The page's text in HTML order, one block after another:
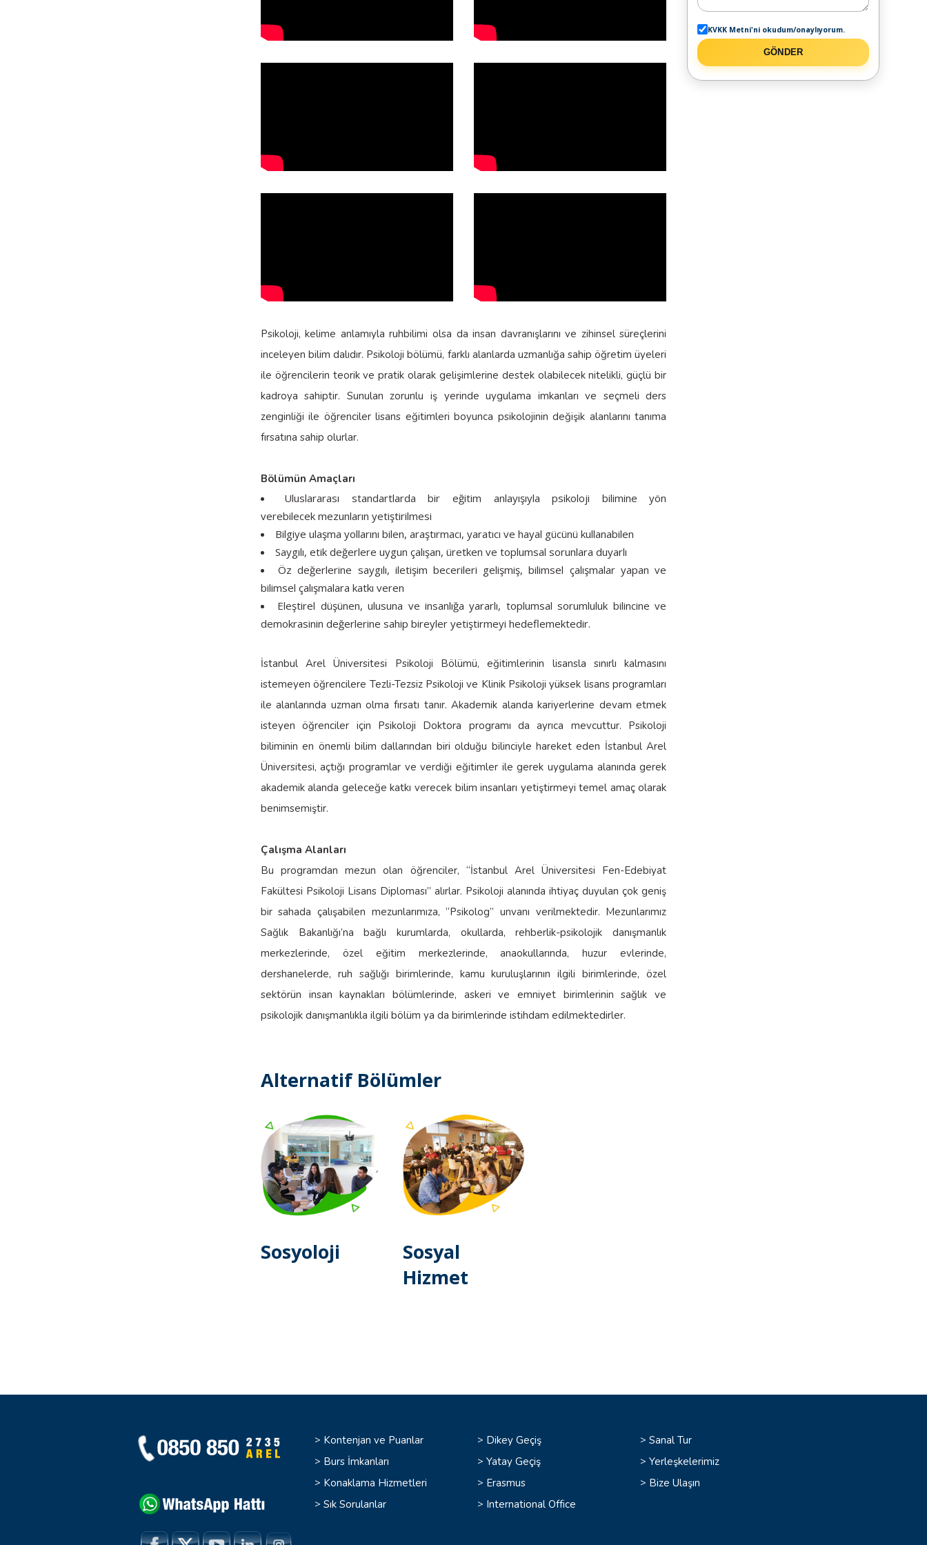
Psikoloji, kelime anlamıyla ruhbilimi olsa da insan davranışlarını ve zihinsel süreçlerini
inceleyen bilim dalıdır. Psikoloji bölümü, farklı alanlarda uzmanlığa sahip öğretim üyeleri
ile öğrencilerin teorik ve pratik olarak gelişimlerine destek olabilecek nitelikli, güçlü bir
kadroya sahiptir. Sunulan zorunlu iş yerinde uygulama imkanları ve seçmeli ders
zenginliği ile öğrenciler lisans eğitimleri boyunca psikolojinin değişik alanlarını tanıma
fırsatına sahip olurlar.
Bölümün Amaçları
Uluslararası standartlarda bir eğitim anlayışıyla psikoloji bilimine yön
verebilecek mezunların yetiştirilmesi
Bilgiye ulaşma yollarını bilen, araştırmacı, yaratıcı ve hayal gücünü kullanabilen
Saygılı, etik değerlere uygun çalışan, üretken ve toplumsal sorunlara duyarlı
Öz değerlerine saygılı, iletişim becerileri gelişmiş, bilimsel çalışmalar yapan ve
bilimsel çalışmalara katkı veren
Eleştirel düşünen, ulusuna ve insanlığa yararlı, toplumsal sorumluluk bilincine ve
demokrasinin değerlerine sahip bireyler yetiştirmeyi hedeflemektedir.
İstanbul Arel Üniversitesi Psikoloji Bölümü, eğitimlerinin lisansla sınırlı kalmasını
istemeyen öğrencilere Tezli-Tezsiz Psikoloji ve Klinik Psikoloji yüksek lisans programları
ile alanlarında uzman olma fırsatı tanır. Akademik alanda kariyerlerine devam etmek
isteyen öğrenciler için Psikoloji Doktora programı da ayrıca mevcuttur. Psikoloji
biliminin en önemli bilim dallarından biri olduğu bilinciyle hareket eden İstanbul Arel
Üniversitesi, açtığı programlar ve verdiği eğitimler ile gerek uygulama alanında gerek
akademik alanda geleceğe katkı verecek bilim insanları yetiştirmeyi temel amaç olarak
benimsemiştir.
Çalışma Alanları
Bu programdan mezun olan öğrenciler, “İstanbul Arel Üniversitesi Fen-Edebiyat
Fakültesi Psikoloji Lisans Diploması” alırlar. Psikoloji alanında ihtiyaç duyulan çok geniş
bir sahada çalışabilen mezunlarımıza, “Psikolog” unvanı verilmektedir. Mezunlarımız
Sağlık Bakanlığı’na bağlı kurumlarda, okullarda, rehberlik-psikolojik danışmanlık
merkezlerinde, özel eğitim merkezlerinde, anaokullarında, huzur evlerinde,
dershanelerde, ruh sağlığı birimlerinde, kamu kuruluşlarının ilgili birimlerinde, özel
sektörün insan kaynakları bölümlerinde, askeri ve emniyet birimlerinin sağlık ve
psikolojik danışmanlıkla ilgili bölüm ya da birimlerinde istihdam edilmektedirler.
Alternatif Bölümler
Sosyoloji
Sosyal
Hizmet
KVKK Metni'ni okudum/onaylıyorum.
GÖNDER
> Kontenjan ve Puanlar
> Burs İmkanları
> Konaklama Hizmetleri
> Sık Sorulanlar
> Dikey Geçiş
> Yatay Geçiş
> Erasmus
> International Office
> Sanal Tur
> Yerleşkelerimiz
> Bize Ulaşın